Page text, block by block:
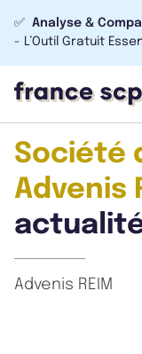
✅ Analyse &
- L’Outil Gratuit
Société
Advenis
Advenis REIM